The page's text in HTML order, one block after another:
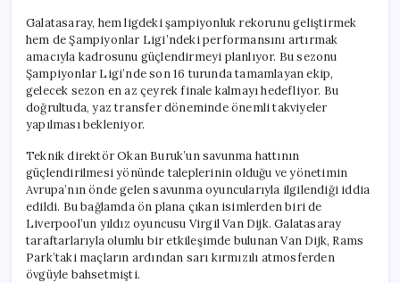
Galatasaray, hem ligdeki şampiyonluk rekorunu geliştirmek
hem de Şampiyonlar Ligi’ndeki performansını artırmak
amacıyla kadrosunu güçlendirmeyi planlıyor. Bu sezonu
Şampiyonlar Ligi’nde son 16 turunda tamamlayan ekip,
gelecek sezon en az çeyrek finale kalmayı hedefliyor. Bu
doğrultuda, yaz transfer döneminde önemli takviyeler
yapılması bekleniyor.
Teknik direktör Okan Buruk’un savunma hattının
güçlendirilmesi yönünde taleplerinin olduğu ve yönetimin
Avrupa’nın önde gelen savunma oyuncularıyla ilgilendiği iddia
edildi. Bu bağlamda ön plana çıkan isimlerden biri de
Liverpool’un yıldız oyuncusu Virgil Van Dijk. Galatasaray
taraftarlarıyla olumlu bir etkileşimde bulunan Van Dijk, Rams
Park’taki maçların ardından sarı kırmızılı atmosferden
övgüyle bahsetmişti.